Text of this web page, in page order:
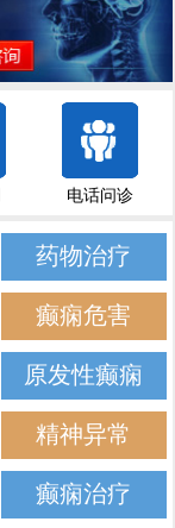
电话问诊
药物治疗
癫痫危害
原发性癫痫
精神异常
癫痫治疗